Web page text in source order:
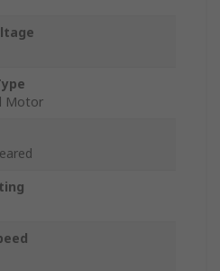
Motor